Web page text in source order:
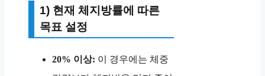
1) 현재 체지방률에 따른
목표 설정
20% 이상: 이 경우에는 체중